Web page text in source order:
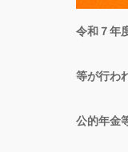
令和７年
等が行わ
公的年金